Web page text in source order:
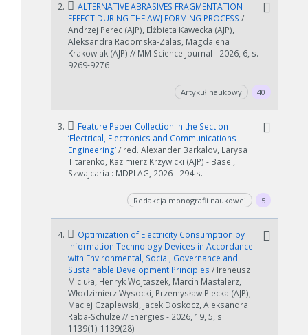
2.
ALTERNATIVE ABRASIVES FRAGMENTATION
EFFECT DURING THE AWJ FORMING PROCESS /
Andrzej Perec (AJP), Elżbieta Kawecka (AJP),
Aleksandra Radomska-Zalas, Magdalena
Krakowiak (AJP) // MM Science Journal - 2026, 6, s.
9269-9276
Artykuł naukowy 40
3.
Feature Paper Collection in the Section
‘Electrical, Electronics and Communications
Engineering’/ red. Alexander Barkalov, Larysa
Titarenko, Kazimierz Krzywicki (AJP) - Basel,
Szwajcaria : MDPI AG, 2026 - 294 s.
Redakcja monografii naukowej 5
4.
Optimization of Electricity Consumption by
Information Technology Devices in Accordance
with Environmental, Social, Governance and
Sustainable Development Principles / Ireneusz
Miciuła, Henryk Wojtaszek, Marcin Mastalerz,
Włodzimierz Wysocki, Przemysław Plecka (AJP),
Maciej Czaplewski, Jacek Doskocz, Aleksandra
Raba-Schulze // Energies - 2026, 19, 5, s.
1139(1)-1139(28)